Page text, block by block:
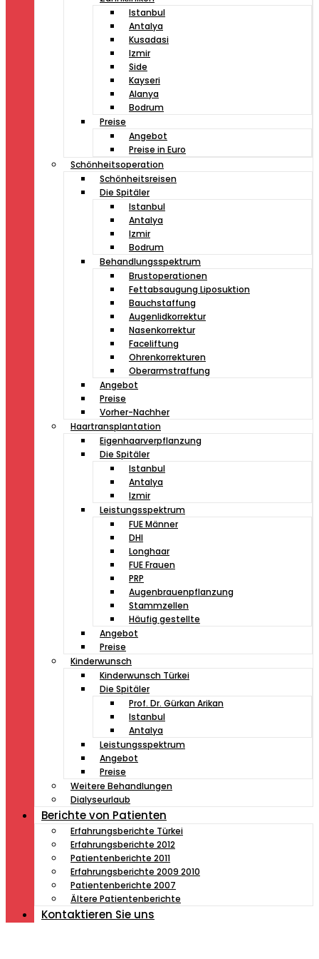
Istanbul
Antalya
Kusadasi
Izmir
Side
Kayseri
Alanya
Bodrum
Preise
Angebot
Preise in Euro
Schönheitsoperation
Schönheitsreisen
Die Spitäler
Istanbul
Antalya
Izmir
Bodrum
Behandlungsspektrum
Brustoperationen
Fettabsaugung Liposuktion
Bauchstaffung
Augenlidkorrektur
Nasenkorrektur
Faceliftung
Ohrenkorrekturen
Oberarmstraffung
Angebot
Preise
Vorher-Nachher
Haartransplantation
Eigenhaarverpflanzung
Die Spitäler
Istanbul
Antalya
Izmir
Leistungsspektrum
FUE Männer
DHI
Longhaar
FUE Frauen
PRP
Augenbrauenpflanzung
Stammzellen
Häufig gestellte
Angebot
Preise
Kinderwunsch
Kinderwunsch Türkei
Die Spitäler
Prof. Dr. Gürkan Arikan
Istanbul
Antalya
Leistungsspektrum
Angebot
Preise
Weitere Behandlungen
Dialyseurlaub
Berichte von Patienten
Erfahrungsberichte Türkei
Erfahrungsberichte 2012
Patientenberichte 2011
Erfahrungsberichte 2009 2010
Patientenberichte 2007
Ältere Patientenberichte
Kontaktieren Sie uns